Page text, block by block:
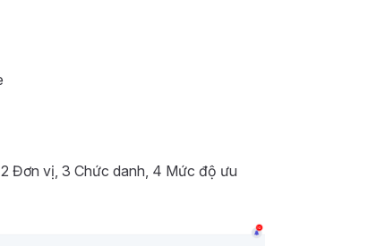
Đơn vị, 3 Chức danh, 4 Mức độ ưu